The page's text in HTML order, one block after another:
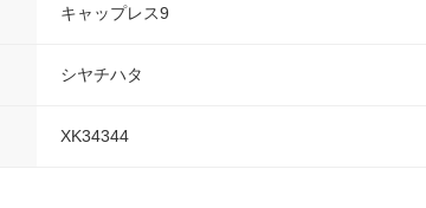
キャップレス9
シヤチハタ
XK34344